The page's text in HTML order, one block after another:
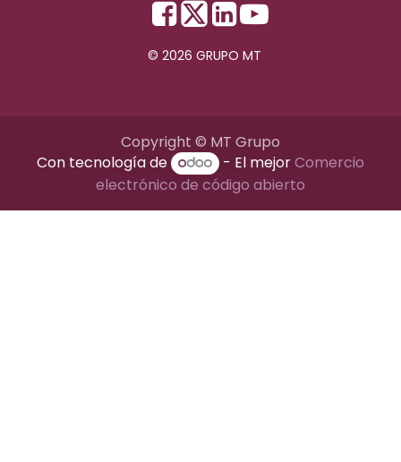
© 2026 GRUPO MT
Copyright © MT Grupo
Con tecnología de
- El mejorComercio
electrónico de código abierto